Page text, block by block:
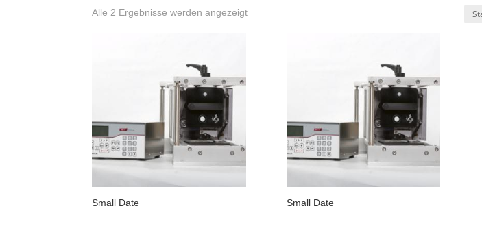
Alle 2 Ergebnisse werden angezeigt
Small Date Small Date